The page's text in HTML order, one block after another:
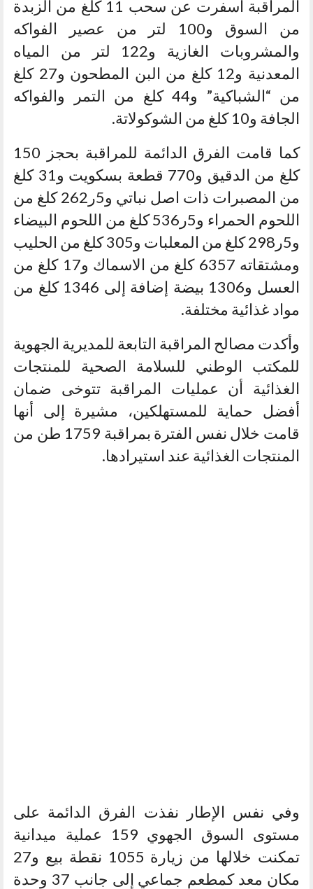
المراقبة أسفرت عن سحب 11 كلغ من الزبدة
من السوق و100 لتر من عصير الفواكه
والمشروبات الغازية و122 لتر من المياه
المعدنية و12 كلغ من البن المطحون و27 كلغ
من “الشباكية” و44 كلغ من التمر والفواكه
الجافة و10 كلغ من الشوكولاتة.
كما قامت الفرق الدائمة للمراقبة بحجز 150
كلغ من الدقيق و770 قطعة بسكويت و31 كلغ
من المصبرات ذات اصل نباتي و5ر262 كلغ من
اللحوم الحمراء و5ر536 كلغ من اللحوم البيضاء
و5ر298 كلغ من المعلبات و305 كلغ من الحليب
ومشتقاته 6357 كلغ من الاسماك و17 كلغ من
العسل و1306 بيضة إضافة إلى 1346 كلغ من
مواد غذائية مختلفة.
وأكدت مصالح المراقبة التابعة للمديرية الجهوية
للمكتب الوطني للسلامة الصحية للمنتجات
الغذائية أن عمليات المراقبة تتوخى ضمان
أفضل حماية للمستهلكين، مشيرة إلى أنها
قامت خلال نفس الفترة بمراقبة 1759 طن من
المنتجات الغذائية عند استيرادها.
وفي نفس الإطار نفذت الفرق الدائمة على
مستوى السوق الجهوي 159 عملية ميدانية
تمكنت خلالها من زيارة 1055 نقطة بيع و27
مكان معد كمطعم جماعي إلى جانب 37 وحدة